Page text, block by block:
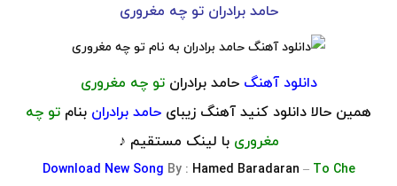
حامد برادران تو چه مغروری
دانلود آهنگ حامد برادران تو چه مغروری
همین حالا دانلود کنید آهنگ زیبای حامد برادران بنام تو چه
مغروری با لینک مستقیم ♪
Download New Song By : Hamed Baradaran – To Che